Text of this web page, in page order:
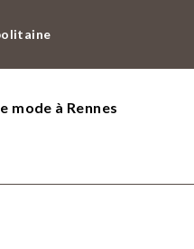
mode à Rennes